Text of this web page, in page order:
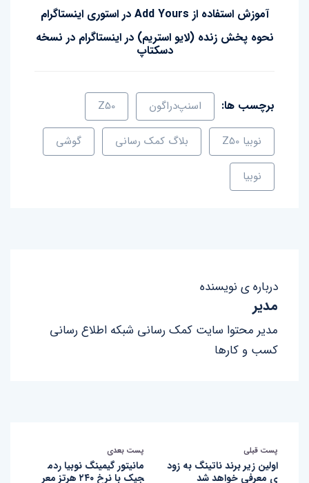
آموزش استفاده از Add Yours در استوری اینستاگرام
نحوه پخش زنده (لایو استریم) در اینستاگرام در نسخه
دسکتاپ
برچسب ها: اسنپ‌دراگون Z50
نوبیا Z50 بلاگ کمک رسانی گوشی
نوبیا
درباره ی نویسنده
مدیر
مدیر محتوا سایت کمک رسانی شبکه اطلاع رسانی
کسب و کارها
پست قبلی
اولین زیر برند ناتینگ به زود
ی معرفی خواهد شد
پست بعدی
مانیتور گیمینگ نوبیا ردم
جیک با نرخ ۲۴۰ هرتز معر